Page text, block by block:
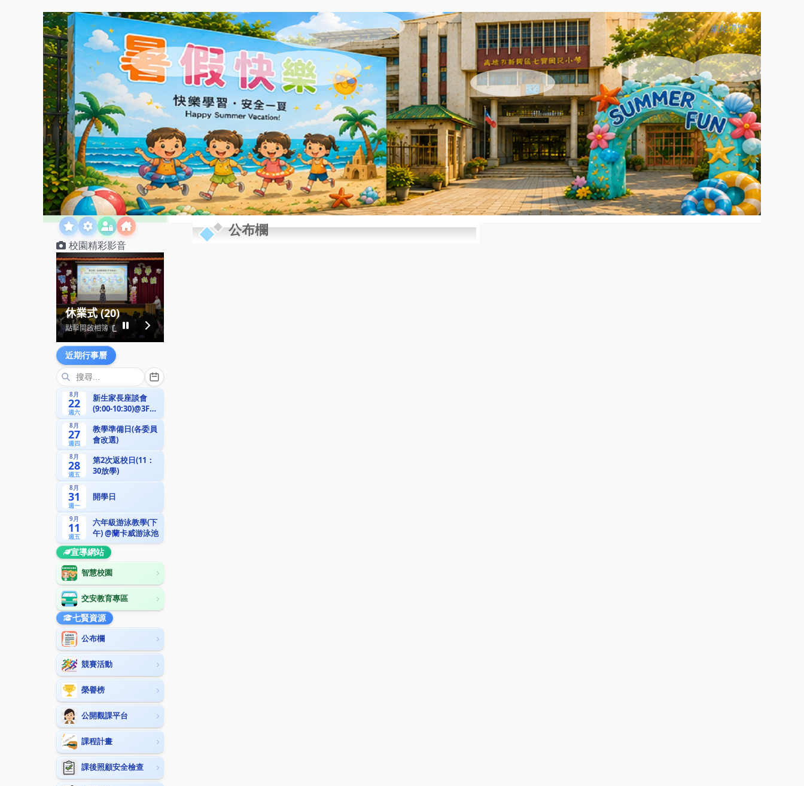
::: 網站導覽
:::
校園精彩影音
近期行事曆
8月
22
週六
新生家長座談會
(9:00-10:30)@3F視
聽教室
8月
27
週四
教學準備日(各委員
會改選)
8月
28
週五
第2次返校日(11：
30放學)
8月
31
週一
開學日
9月
11
週五
六年級游泳教學(下
午) @蘭卡威游泳池
宣導網站
智慧校園
交安教育專區
七賢資源
公布欄
競賽活動
榮譽榜
公開觀課平台
課程計畫
課後照顧安全檢查
:::
公布欄